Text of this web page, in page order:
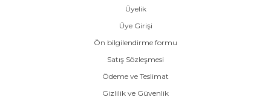
Üyelik
Üye Girişi
Ön bilgilendirme formu
Satış Sözleşmesi
Ödeme ve Teslimat
Gizlilik ve Güvenlik